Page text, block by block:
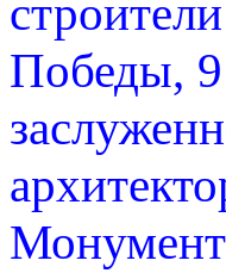
Победы, 9